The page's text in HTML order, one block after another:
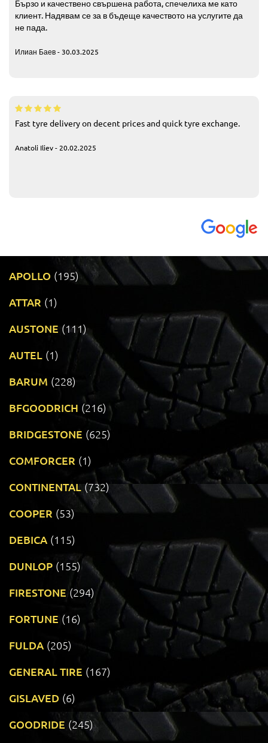
Бързо и качествено свършена работа, спечелиха ме като
клиент. Надявам се за в бъдеще качеството на услугите да
не пада.
Илиан Баев - 30.03.2025
Fast tyre delivery on decent prices and quick tyre exchange.
Anatoli Iliev - 20.02.2025
APOLLO (195)
ATTAR (1)
AUSTONE (111)
AUTEL (1)
BARUM (228)
BFGOODRICH (216)
BRIDGESTONE (625)
COMFORCER (1)
CONTINENTAL (732)
COOPER (53)
DEBICA (115)
DUNLOP (155)
FIRESTONE (294)
FORTUNE (16)
FULDA (205)
GENERAL TIRE (167)
GISLAVED (6)
GOODRIDE (245)